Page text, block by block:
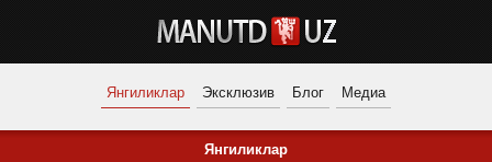
Янгиликлар Эксклюзив Блог Медиа
Янгиликлар